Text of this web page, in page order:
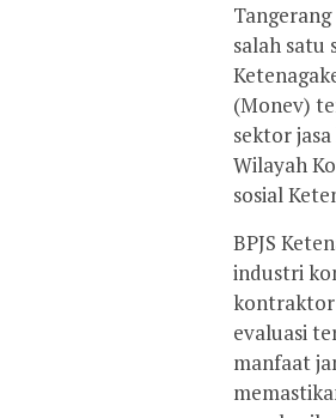
salah satu
(Monev)
sektor
Wilayah
sosial
BPJS
industri
kontraktor
evaluasi
manfaat